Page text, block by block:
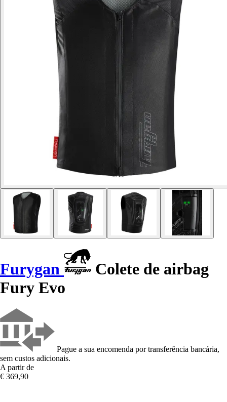
Furygan
Colete de airbag
Fury Evo
Pague a sua encomenda por transferência bancária,
sem custos adicionais.
A partir de
€ 369,90